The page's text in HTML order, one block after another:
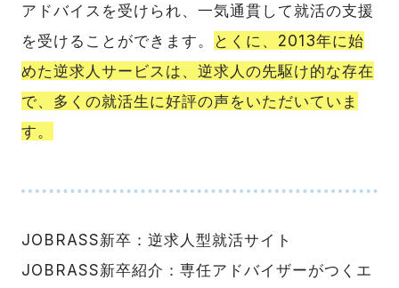
アドバイスを受けられ、一気通貫して就活の支援
を受けることができます。
とくに、2013年に始
めた逆求人サービスは、逆求人の先駆け的な存在
で、多くの就活生に好評の声をいただいていま
す。
JOBRASS新卒：逆求人型就活サイト
JOBRASS新卒紹介：専任アドバイザーがつくエ